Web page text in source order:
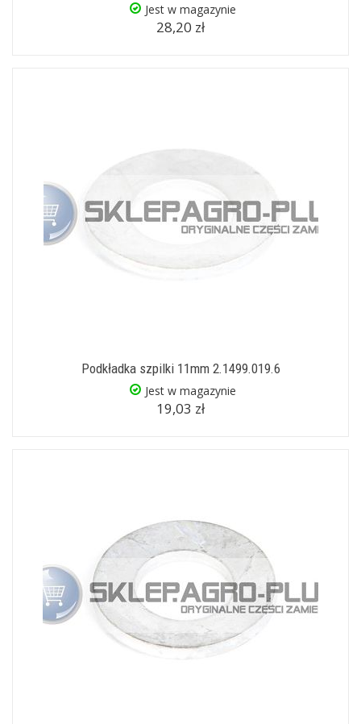
Jest w magazynie
28,20 zł
Podkładka szpilki 11mm 2.1499.019.6
Jest w magazynie
19,03 zł